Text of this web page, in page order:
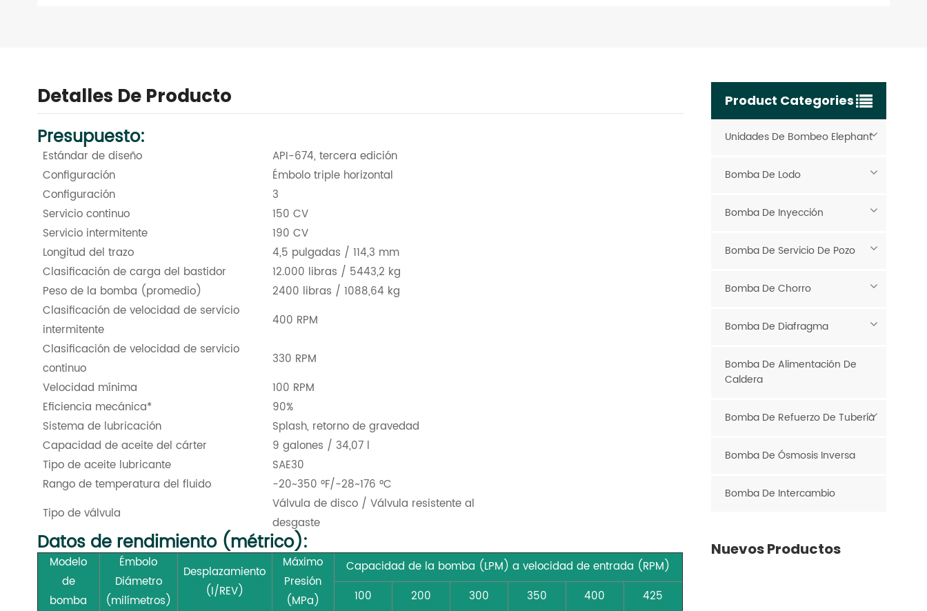
Detalles De Producto
Presupuesto:
Estándar de diseño
API-674, tercera edición
Configuración
Émbolo triple horizontal
Configuración
3
Servicio continuo
150 CV
Servicio intermitente
190 CV
Longitud del trazo
4,5 pulgadas / 114,3 mm
Clasificación de carga del bastidor
12.000 libras / 5443,2 kg
Peso de la bomba (promedio)
2400 libras / 1088,64 kg
Clasificación de velocidad de servicio
intermitente
400 RPM
Clasificación de velocidad de servicio
continuo
330 RPM
Velocidad mínima
100 RPM
Eficiencia mecánica*
90%
Sistema de lubricación
Splash, retorno de gravedad
Capacidad de aceite del cárter
9 galones / 34,07 l
Tipo de aceite lubricante
SAE30
Rango de temperatura del fluido
-20~350 °F/-28~176 °C
Tipo de válvula
Válvula de disco / Válvula resistente al
desgaste
Datos de rendimiento (métrico):
Modelo
de
bomba
Émbolo
Diámetro
(milímetros)
Desplazamiento
(I/REV)
Máximo
Presión
(MPa)
Capacidad de la bomba (LPM) a velocidad de entrada (RPM)
100
200 300 350 400
425
Product Categories
Unidades De Bombeo Elephant
Bomba De Lodo
Bomba De Inyección
Bomba De Servicio De Pozo
Bomba De Chorro
Bomba De Diafragma
Bomba De Alimentación De
Caldera
Bomba De Refuerzo De Tubería
Bomba De Ósmosis Inversa
Bomba De Intercambio
Nuevos Productos